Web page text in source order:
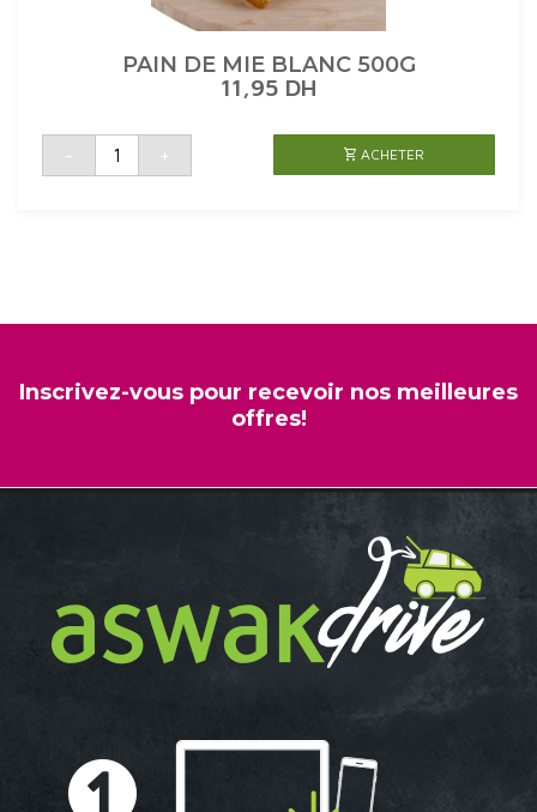
PAIN DE MIE BLANC 500G
11,95 DH
-
quantité
PAIN
+ ACHETER
Inscrivez-vous pour recevoir nos meilleures
offres!